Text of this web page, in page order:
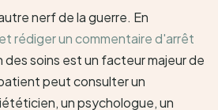
nerf de la guerre. En
rédiger un commentaire d'arrêt
des soins est un facteur majeur de
peut consulter un
un psychologue, un